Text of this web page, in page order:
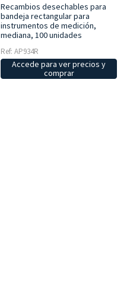
Recambios desechables para
bandeja rectangular para
instrumentos de medición,
mediana, 100 unidades
Ref: AP934R
Accede para ver precios y
comprar